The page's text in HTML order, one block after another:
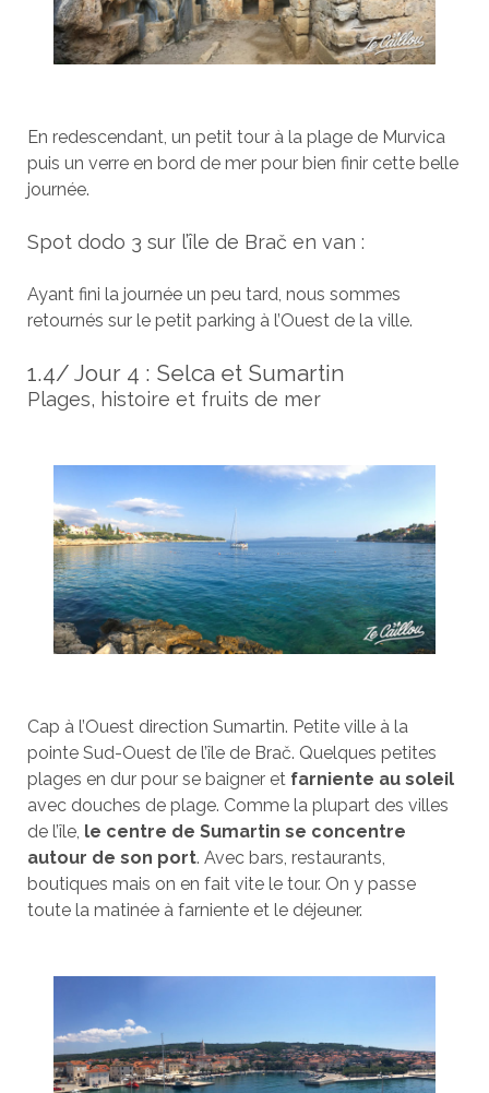
En redescendant, un petit tour à la plage de Murvica
puis un verre en bord de mer pour bien finir cette belle
journée.
Spot dodo 3 sur l’île de Brač en van :
Ayant fini la journée un peu tard, nous sommes
retournés sur le petit parking à l’Ouest de la ville.
1.4/ Jour 4 : Selca et Sumartin
Plages, histoire et fruits de mer
Cap à l’Ouest direction Sumartin. Petite ville à la
pointe Sud-Ouest de l’île de Brač. Quelques petites
plages en dur pour se baigner et farniente au soleil
avec douches de plage. Comme la plupart des villes
de l’île, le centre de Sumartin se concentre
autour de son port. Avec bars, restaurants,
boutiques mais on en fait vite le tour. On y passe
toute la matinée à farniente et le déjeuner.